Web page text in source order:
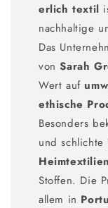
erlich textil
nachhaltige
Das
vonSarah
Wert auf
ethische
Besonders
und schlichte
Heimtextilien
Stoffen. Die
allem in